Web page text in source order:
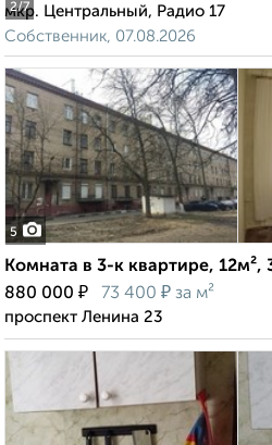
2/7
мкр. Центральный, Радио 17
Собственник, 07.08.2026
5
Комната в 3-к квартире, 12м²,
880 000 ₽ 73 400 ₽ за м²
проспект Ленина 23